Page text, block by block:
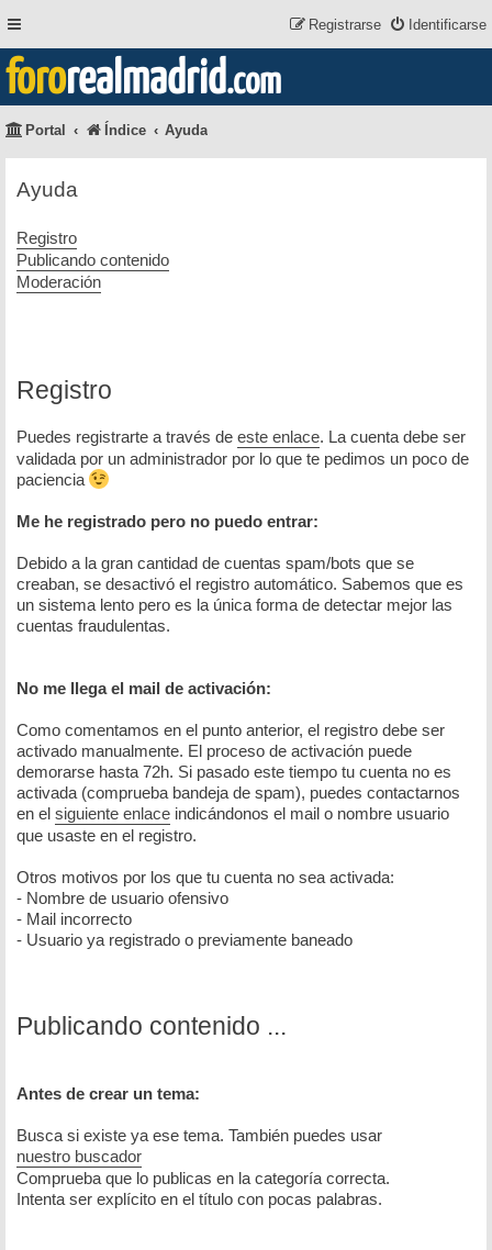
Identificarse
Registrarse
fororealmadrid.com
Portal Índice Ayuda
Ayuda
Registro
Publicando contenido
Moderación
Registro
Puedes registrarte a través de este enlace. La cuenta debe ser
validada por un administrador por lo que te pedimos un poco de
paciencia
Me he registrado pero no puedo entrar:
Debido a la gran cantidad de cuentas spam/bots que se
creaban, se desactivó el registro automático. Sabemos que es
un sistema lento pero es la única forma de detectar mejor las
cuentas fraudulentas.
No me llega el mail de activación:
Como comentamos en el punto anterior, el registro debe ser
activado manualmente. El proceso de activación puede
demorarse hasta 72h. Si pasado este tiempo tu cuenta no es
activada (comprueba bandeja de spam), puedes contactarnos
en el siguiente enlace indicándonos el mail o nombre usuario
que usaste en el registro.
Otros motivos por los que tu cuenta no sea activada:
- Nombre de usuario ofensivo
- Mail incorrecto
- Usuario ya registrado o previamente baneado
Publicando contenido ...
Antes de crear un tema:
Busca si existe ya ese tema. También puedes usar
nuestro buscador
Comprueba que lo publicas en la categoría correcta.
Intenta ser explícito en el título con pocas palabras.